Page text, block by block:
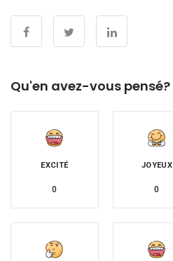
Qu'en avez-vous pensé?
EXCITÉ
0
JOYEUX
0